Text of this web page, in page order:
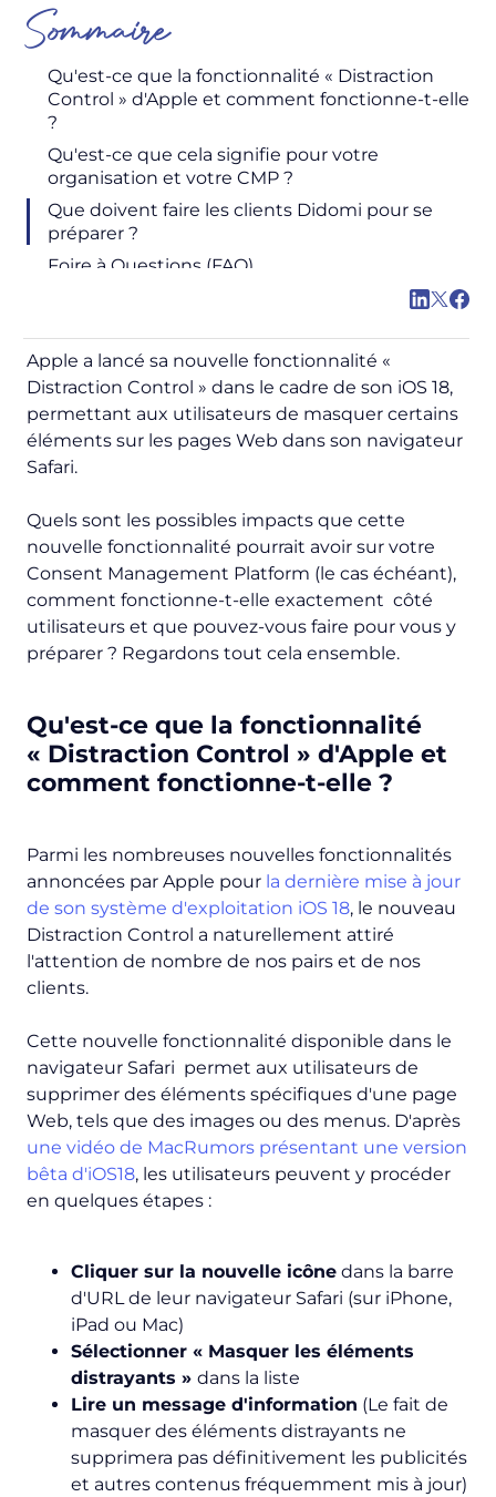
Sommaire
Qu'est-ce que la fonctionnalité « Distraction
Control » d'Apple et comment fonctionne-t-elle
?
Qu'est-ce que cela signifie pour votre
organisation et votre CMP ?
Que doivent faire les clients Didomi pour se
préparer ?
Foire à Questions (FAQ)
Apple a lancé sa nouvelle fonctionnalité «
Distraction Control » dans le cadre de son iOS 18,
permettant aux utilisateurs de masquer certains
éléments sur les pages Web dans son navigateur
Safari.
Quels sont les possibles impacts que cette
nouvelle fonctionnalité pourrait avoir sur votre
Consent Management Platform (le cas échéant),
comment fonctionne-t-elle exactement côté
utilisateurs et que pouvez-vous faire pour vous y
préparer ? Regardons tout cela ensemble.
Qu'est-ce que la fonctionnalité
« Distraction Control » d'Apple et
comment fonctionne-t-elle ?
Parmi les nombreuses nouvelles fonctionnalités
annoncées par Apple pour la dernière mise à jour
de son système d'exploitation iOS 18, le nouveau
Distraction Control a naturellement attiré
l'attention de nombre de nos pairs et de nos
clients.
Cette nouvelle fonctionnalité disponible dans le
navigateur Safari permet aux utilisateurs de
supprimer des éléments spécifiques d'une page
Web, tels que des images ou des menus. D'après
une vidéo de MacRumors présentant une version
bêta d'iOS18, les utilisateurs peuvent y procéder
en quelques étapes :
Cliquer sur la nouvelle icône dans la barre
d'URL de leur navigateur Safari (sur iPhone,
iPad ou Mac)
Sélectionner « Masquer les éléments
distrayants » dans la liste
Lire un message d'information (Le fait de
masquer des éléments distrayants ne
supprimera pas définitivement les publicités
et autres contenus fréquemment mis à jour)